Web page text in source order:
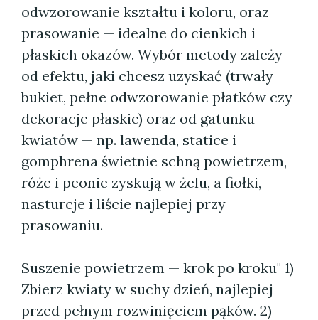
odwzorowanie kształtu i koloru, oraz
prasowanie — idealne do cienkich i
płaskich okazów. Wybór metody zależy
od efektu, jaki chcesz uzyskać (trwały
bukiet, pełne odwzorowanie płatków czy
dekoracje płaskie) oraz od gatunku
kwiatów — np. lawenda, statice i
gomphrena świetnie schną powietrzem,
róże i peonie zyskują w żelu, a fiołki,
nasturcje i liście najlepiej przy
prasowaniu.
Suszenie powietrzem — krok po kroku" 1)
Zbierz kwiaty w suchy dzień, najlepiej
przed pełnym rozwinięciem pąków. 2)